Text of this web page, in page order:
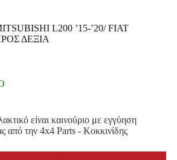
L200 ’15-’20/ FIAT
ΔΕΞΙΑ
είναι καινούριο με εγγύηση
από την 4x4 Parts - Κοκκινίδης